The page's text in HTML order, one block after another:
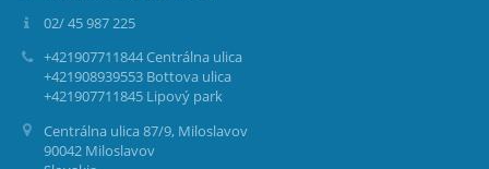
02/ 45 987 225
+421907711844 Centrálna ulica
+421908939553 Bottova ulica
+421907711845 Lipový park
Centrálna ulica 87/9, Miloslavov
90042 Miloslavov